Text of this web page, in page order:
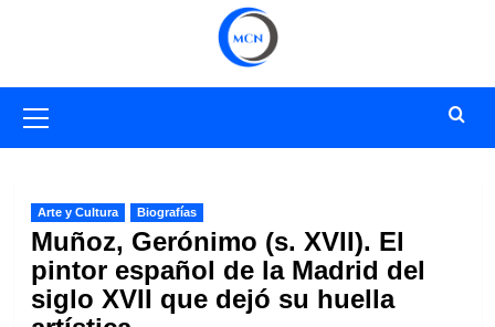
primario
Arte y Cultura Biografías
Muñoz, Gerónimo (s. XVII). El
pintor español de la Madrid del
siglo XVII que dejó su huella